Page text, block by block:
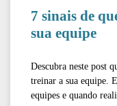
7 sinais de
sua equipe
Descubra neste post
treinar a sua equipe.
equipes e quando